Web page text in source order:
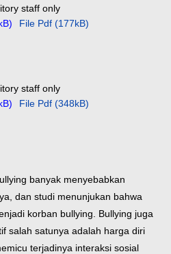
staff only
File Pdf (177kB)
staff only
File Pdf (348kB)
banyak menyebabkan
dan studi menunjukan bahwa
korban bullying. Bullying juga
salah satunya adalah harga diri
terjadinya interaksi sosial